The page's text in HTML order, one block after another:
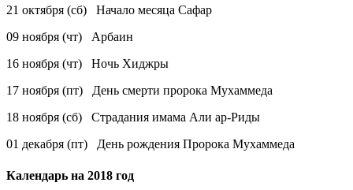
21 октября (сб) Начало месяца Сафар
09 ноября (чт) Арбаин
16 ноября (чт) Ночь Хиджры
17 ноября (пт) День смерти пророка Мухаммеда
18 ноября (сб) Страдания имама Али ар-Риды
01 декабря (пт) День рождения Пророка Мухаммеда
Календарь на 2018 год